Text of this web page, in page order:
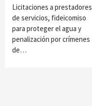
Licitaciones a prestadores
de servicios, fideicomiso
para proteger el agua y
penalización por crímenes
de…